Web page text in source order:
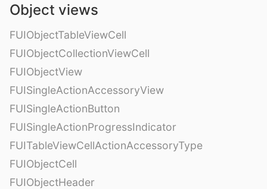
Object views
FUIObjectTableViewCell
FUIObjectCollectionViewCell
FUIObjectView
FUISingleActionAccessoryView
FUISingleActionButton
FUISingleActionProgressIndicator
FUITableViewCellActionAccessoryType
FUIObjectCell
FUIObjectHeader